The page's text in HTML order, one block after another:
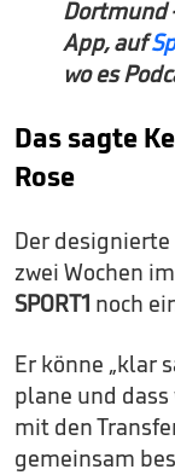
Dortmund
App, auf
wo es
Das sagte
Rose
Der
zwei Wochen im
SPORT1 noch
Er könne „klar
plane und
mit den
gemeinsam